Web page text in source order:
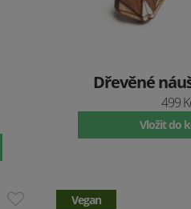
Dřevěné
499
Vložit do
Vegan